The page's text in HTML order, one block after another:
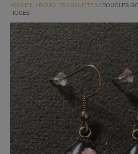
ACCUEIL / BOUCLES/GOUTTES/ BOUCLES
ROSES